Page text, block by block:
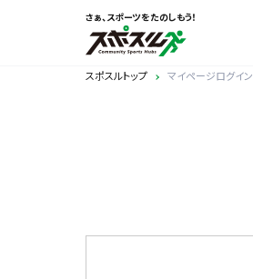
さぁ、スポーツをたのしもう！
スポスルトップ マイページログイン